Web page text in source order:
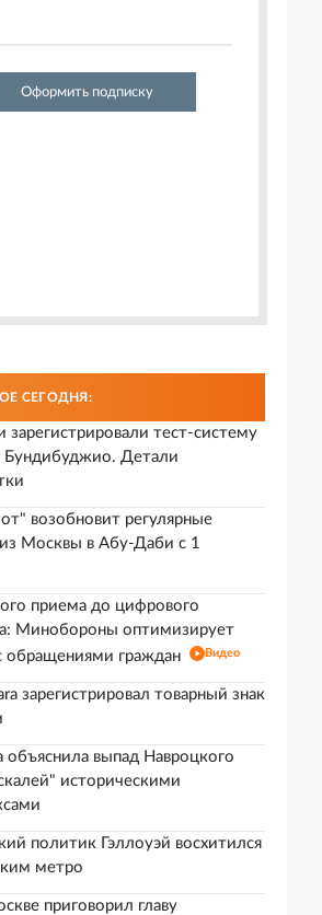
Оформить подписку
СЕГОДНЯ:
зарегистрировали тест-систему
Бундибуджио. Детали
возобновит регулярные
Москвы в Абу-Даби с 1
приема до цифрового
Минобороны оптимизирует
обращениями граждан
Видео
зарегистрировал товарный знак
объяснила выпад Навроцкого
историческими
политик Гэллоуэй восхитился
метро
приговорил главу